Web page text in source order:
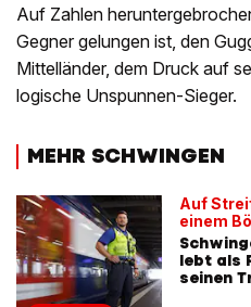
Auf Zahlen
Gegner gelungen ist, den
Mittelländer, dem Druck auf
logische Unspunnen-Sieger.
MEHR SCHWINGEN
Auf
einem
lebt als
seinen